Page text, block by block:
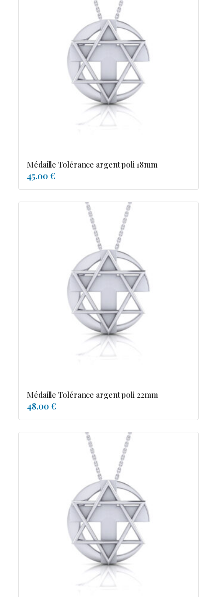
Médaille Tolérance argent poli 18mm
45.00 €
Médaille Tolérance argent poli 22mm
48.00 €